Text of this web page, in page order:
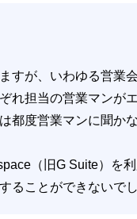
すが、いわゆる営業
れ担当の営業マンが
都度営業マンに聞か
（旧G Suite）を
ることができないでし